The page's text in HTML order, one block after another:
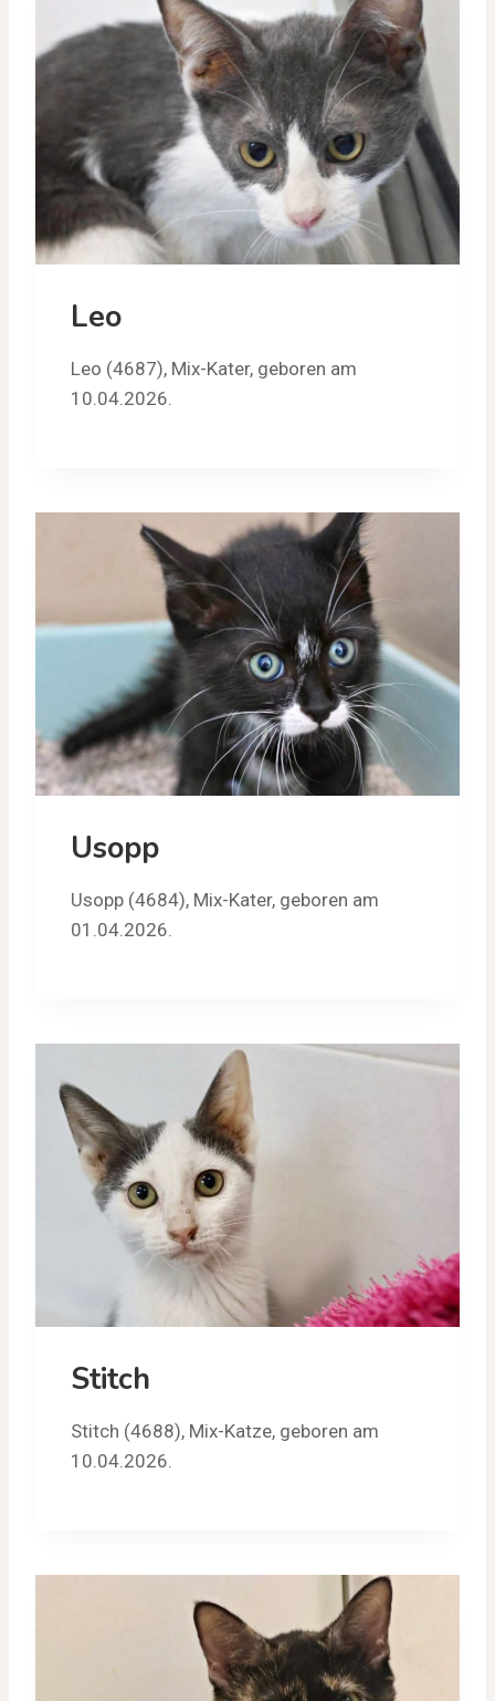
Leo
Leo (4687), Mix-Kater, geboren am
10.04.2026.
Usopp
Usopp (4684), Mix-Kater, geboren am
01.04.2026.
Stitch
Stitch (4688), Mix-Katze, geboren am
10.04.2026.